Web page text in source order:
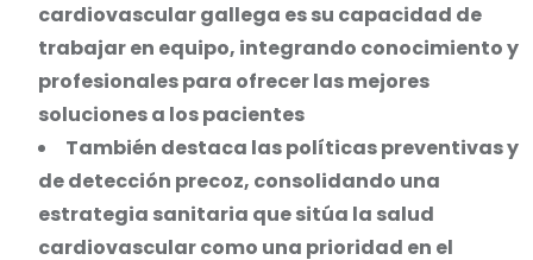
cardiovascular gallega es su capacidad de
trabajar en equipo, integrando conocimiento y
profesionales para ofrecer las mejores
soluciones a los pacientes
También destaca las políticas preventivas y
de detección precoz, consolidando una
estrategia sanitaria que sitúa la salud
cardiovascular como una prioridad en el